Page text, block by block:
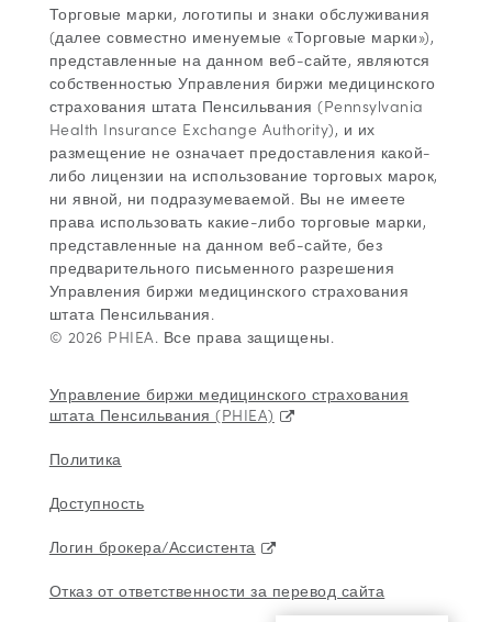
Торговые марки, логотипы и знаки обслуживания
(далее совместно именуемые «Торговые марки»),
представленные на данном веб-сайте, являются
собственностью Управления биржи медицинского
страхования штата Пенсильвания (Pennsylvania
Health Insurance Exchange Authority), и их
размещение не означает предоставления какой-
либо лицензии на использование торговых марок,
ни явной, ни подразумеваемой. Вы не имеете
права использовать какие-либо торговые марки,
представленные на данном веб-сайте, без
предварительного письменного разрешения
Управления биржи медицинского страхования
штата Пенсильвания.
© 2026 PHIEA. Все права защищены.
Управление биржи медицинского страхования
штата Пенсильвания (PHIEA)
Политика
Доступность
Логин брокера/Ассистента
Отказ от ответственности за перевод сайта